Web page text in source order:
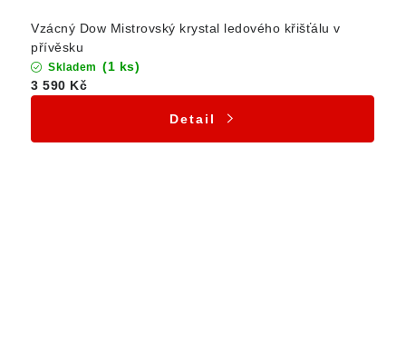
Vzácný Dow Mistrovský krystal ledového křišťálu v
přívěsku
Skladem (1 ks)
3 590 Kč
Detail